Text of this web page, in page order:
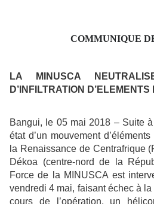
COMMUNIQUE
LA MINUSCA
D’INFILTRATION
Bangui, le 05 mai 2018 – Suite
état d’un mouvement
la Renaissance de Centrafrique
Dékoa (centre-nord de la
Force de la MINUSCA est
vendredi 4 mai, faisant échec à la
cours de l’opération, un